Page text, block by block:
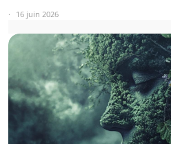
16 juin 2026